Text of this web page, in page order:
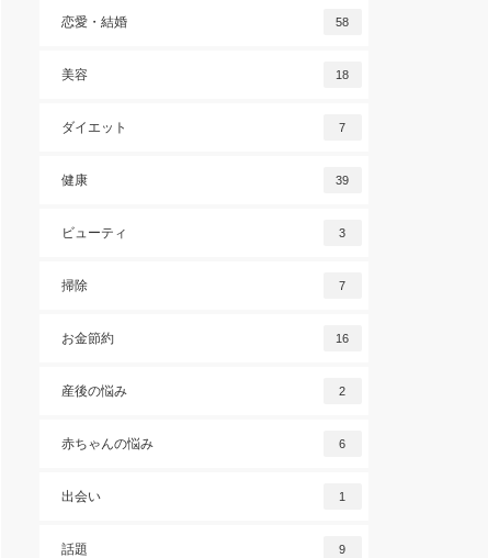
恋愛・結婚 58
美容 18
ダイエット 7
健康 39
ビューティ 3
掃除 7
お金節約 16
産後の悩み 2
赤ちゃんの悩み 6
出会い 1
話題 9